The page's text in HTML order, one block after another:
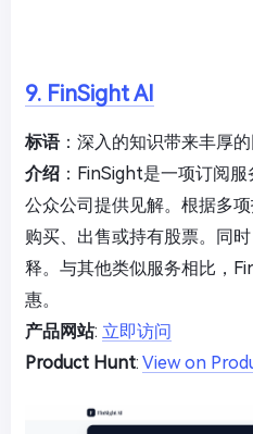
9. FinSight AI
标语：深入的知识带来丰厚的
介绍 ：FinSight是一项订阅
公众公司提供见解。根据多
购买、出售或持有股票。同
释。与其他类似服务相比，
惠。
产品网站: 立即访问
Product Hunt: View on